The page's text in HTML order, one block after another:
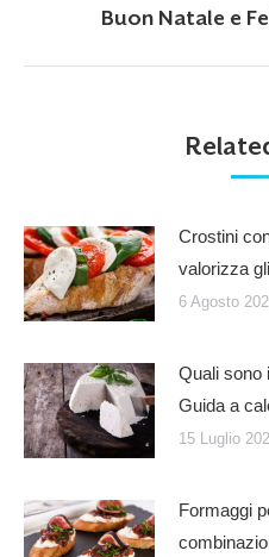
Buon Natale e
Crostini
valorizza
6 Agosto
Quali sono
Guida a
15 Luglio
Formaggi